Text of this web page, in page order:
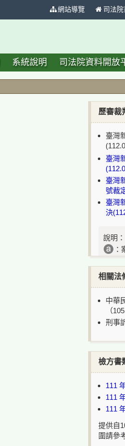
網站導覽 司法院
系統說明 司法院資料開放
歷審裁
臺灣
臺灣
臺灣
號裁
臺灣
決
說明：
理中。
相關法
中華
（
刑事
檢方書
111
111
111
提供自
圍請參